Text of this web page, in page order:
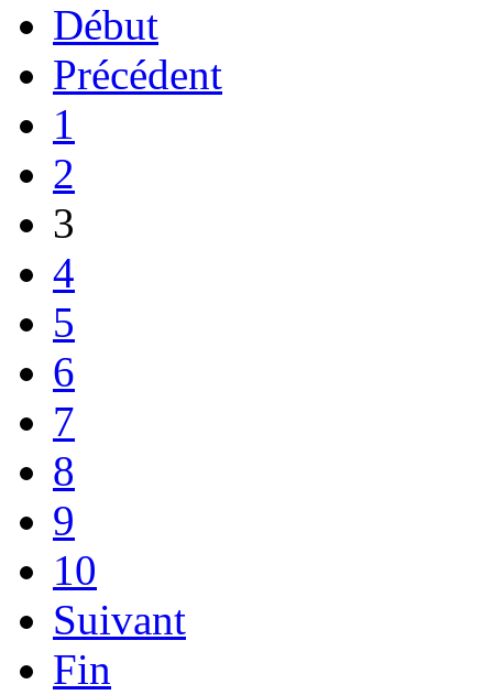
Début
Précédent
1
2
3
4
5
6
7
8
9
10
Suivant
Fin